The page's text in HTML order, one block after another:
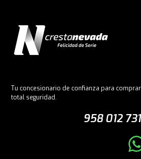
Tu concesionario de confianza para
total seguridad.
958 012 731